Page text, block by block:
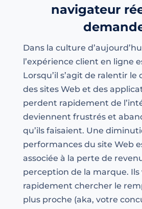
navigateur
Dans la culture
l’expérience client en ligne
Lorsqu’il s’agit de ralentir
des sites Web et des
perdent rapidement de
deviennent frustrés et
qu’ils faisaient. Une
performances du site Web
associée à la perte de
perception de la marque. Ils
rapidement chercher le
plus proche (aka, votre